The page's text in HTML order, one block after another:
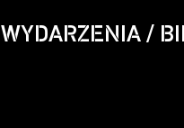
WYDARZENIA /